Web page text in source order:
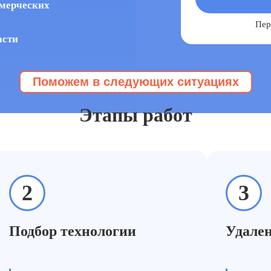
Поможем в следующих ситуациях
Эту услугу заказывают когда:
службы пола.
Этапы работ
2
Подбор технологии
3